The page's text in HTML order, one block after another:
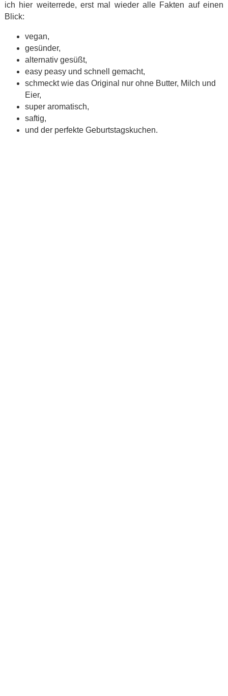
ich hier weiterrede, erst mal wieder alle Fakten auf einen
Blick:
vegan,
gesünder,
alternativ gesüßt,
easy peasy und schnell gemacht,
schmeckt wie das Original nur ohne Butter, Milch und
Eier,
super aromatisch,
saftig,
und der perfekte Geburtstagskuchen.